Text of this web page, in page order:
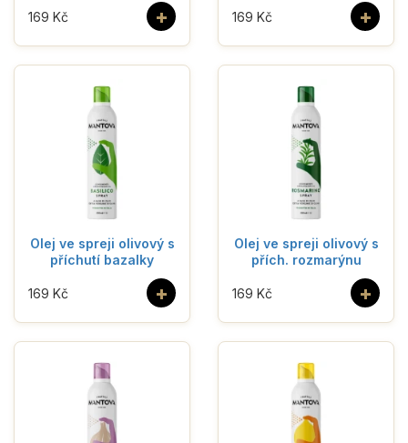
+
169 Kč +
169 Kč
Olej ve spreji olivový s
příchutí bazalky
+
169 Kč
Olej ve spreji olivový s
přích. rozmarýnu
+
169 Kč